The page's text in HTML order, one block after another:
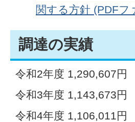
関する方針 (PDFフ
調達の実績
令和2年度 1,290,607円
令和3年度 1,143,673円
令和4年度 1,106,011円